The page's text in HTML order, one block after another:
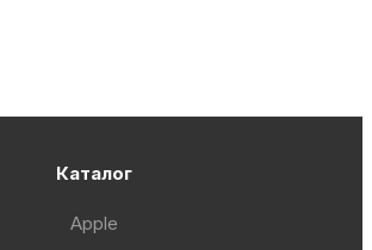
Каталог
Apple